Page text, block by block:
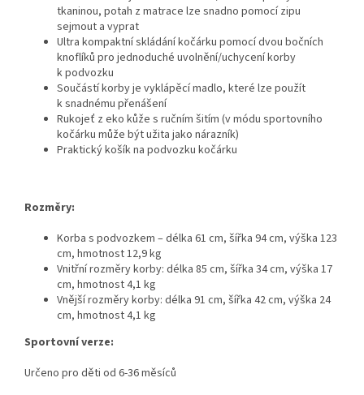
tkaninou, potah z matrace lze snadno pomocí zipu
sejmout a vyprat
Ultra kompaktní skládání kočárku pomocí dvou bočních
knoflíků pro jednoduché uvolnění/uchycení korby
k podvozku
Součástí korby je vyklápěcí madlo, které lze použít
k snadnému přenášení
Rukojeť z eko kůže s ručním šitím (v módu sportovního
kočárku může být užita jako nárazník)
Praktický košík na podvozku kočárku
Rozměry:
Korba s podvozkem – délka 61 cm, šířka 94 cm, výška 123
cm, hmotnost 12,9 kg
Vnitřní rozměry korby: délka 85 cm, šířka 34 cm, výška 17
cm, hmotnost 4,1 kg
Vnější rozměry korby: délka 91 cm, šířka 42 cm, výška 24
cm, hmotnost 4,1 kg
Sportovní verze:
Určeno pro děti od 6-36 měsíců